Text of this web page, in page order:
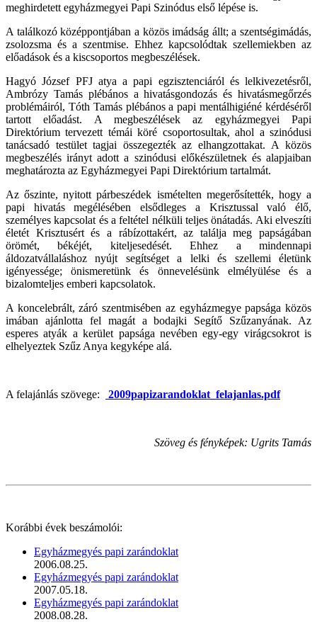
meghirdetett egyházmegyei Papi Szinódus első lépése is.
A találkozó középpontjában a közös imádság állt; a szentségimádás,
zsolozsma és a szentmise. Ehhez kapcsolódtak szellemiekben az
előadások és a kiscsoportos megbeszélések.
Hagyó József PFJ atya a papi egzisztenciáról és lelkivezetésről,
Ambrózy Tamás plébános a hivatásgondozás és hivatásmegőrzés
problémáiról, Tóth Tamás plébános a papi mentálhigiéné kérdéséről
tartott előadást. A megbeszélések az egyházmegyei Papi
Direktórium tervezett témái köré csoportosultak, ahol a szinódusi
tanácsadó testület tagjai összegezték az elhangzottakat. A közös
megbeszélés irányt adott a szinódusi előkészületnek és alapjaiban
meghatározta az Egyházmegyei Papi Direktórium tartalmát.
Az őszinte, nyitott párbeszédek ismételten megerősítették, hogy a
papi hivatás megélésében elsődleges a Krisztussal való élő,
személyes kapcsolat és a feltétel nélküli teljes önátadás. Aki elveszíti
életét Krisztusért és a rábízottakért, az találja meg papságában
örömét, békéjét, kiteljesedését. Ehhez a mindennapi
áldozatvállaláshoz nyújt segítséget a lelki és szellemi életünk
igényessége; önismeretünk és önnevelésünk elmélyülése és a
bizalomteljes emberi kapcsolatok.
A koncelebrált, záró szentmisében az egyházmegye papsága közös
imában ajánlotta fel magát a bodajki Segítő Szűzanyának. Az
esperes atyák a kerület papsága nevében egy-egy virágcsokrot is
elhelyeztek Szűz Anya kegyképe alá.
A felajánlás szövege: 2009papizarandoklat_felajanlas.pdf
Szöveg és fényképek: Ugrits Tamás
Korábbi évek beszámolói:
Egyházmegyés papi zarándoklat
2006.08.25.
Egyházmegyés papi zarándoklat
2007.05.18.
Egyházmegyés papi zarándoklat
2008.08.28.